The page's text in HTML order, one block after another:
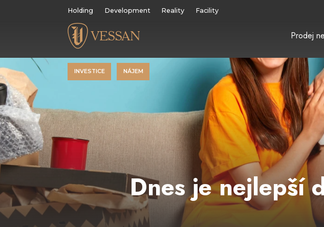
Holding Development Reality Facility
Prodej
INVESTICE NÁJEM
Dnes je nejlepší